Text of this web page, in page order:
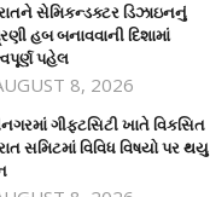
સેમિકન્ડક્ટર ડિઝાઇનનું
હબ બનાવવાની દિશામાં
પહેલ
8, 2026
ગીફ્ટસિટી ખાતે વિકસિત
સમિટમાં વિવિધ વિષયો પર થયુ